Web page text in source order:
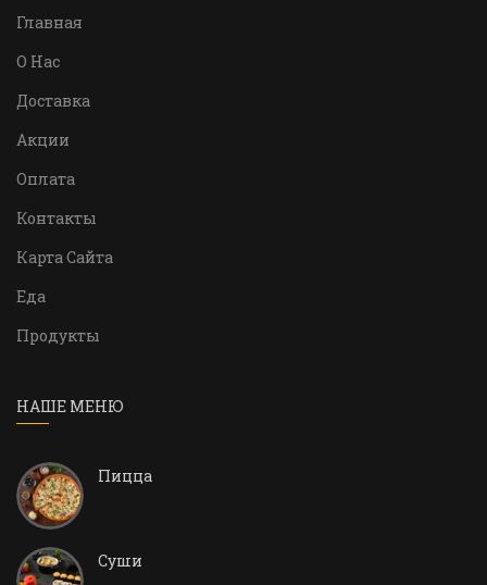
Главная
О Нас
Доставка
Акции
Оплата
Контакты
Карта Сайта
Еда
Продукты
НАШЕ МЕНЮ
Пицца
Суши